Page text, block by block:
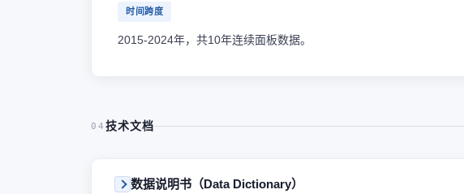
时间跨度
2015-2024年，共10年连续面板数据。
04 技术文档
数据说明书（Data Dictionary）